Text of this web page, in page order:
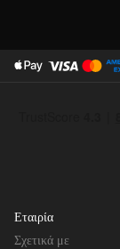
Εταιρία
Σχετικά με